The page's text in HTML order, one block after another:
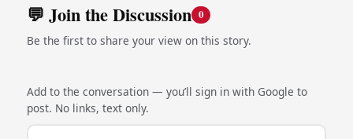
💬 Join the Discussion 0
Be the first to share your view on this story.
Add to the conversation — you’ll sign in with Google to
post. No links, text only.